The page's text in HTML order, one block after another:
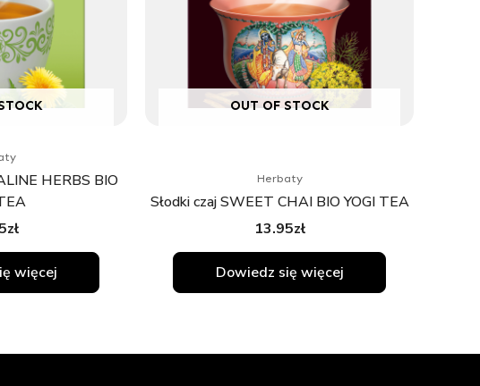
HERBS BIO
zł
więcej
OUT OF STOCK
Herbaty
Słodki czaj SWEET CHAI BIO YOGI TEA
13.95zł
Dowiedz się więcej